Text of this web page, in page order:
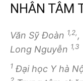
NHÂN TÂM
Văn Sỹ Đoàn 1,2,,
Long Nguyễn 1,3
1 Đại học Y hà